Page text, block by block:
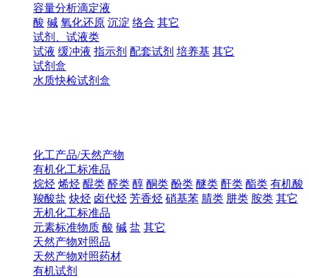
容量分析滴定液
酸 碱 氧化还原 沉淀 络合 其它
试剂、试液类
试液 缓冲液 指示剂 配套试剂 培养基 其它
试剂盒
水质快检试剂盒
化工产品/天然产物
有机化工标准品
烷烃 烯烃 醌类 醛类 醇 酮类 酚类 醚类 酐类 酯类 有机酸
羧酸盐 炔烃 卤代烃 芳香烃 硝基苯 腈类 肼类 胺类 其它
无机化工标准品
元素标准物质 酸 碱 盐 其它
天然产物对照品
天然产物对照药材
有机试剂